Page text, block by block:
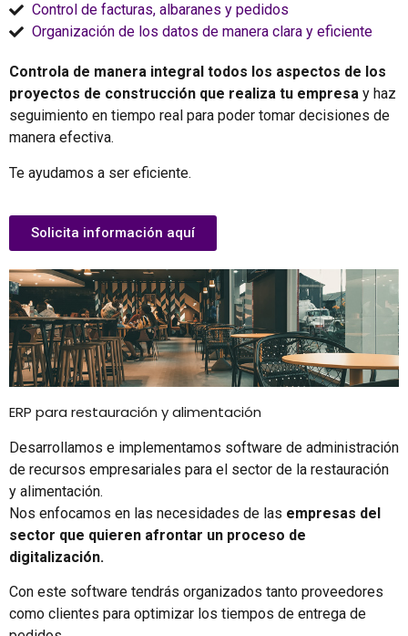
Control de facturas, albaranes y pedidos
Organización de los datos de manera clara y eficiente
Controla de manera integral todos los aspectos de los
proyectos de construcción que realiza tu empresa y haz
seguimiento en tiempo real para poder tomar decisiones de
manera efectiva.
Te ayudamos a ser eficiente.
Solicita información aquí
ERP para restauración y alimentación
Desarrollamos e implementamos software de administración
de recursos empresariales para el sector de la restauración
y alimentación.
Nos enfocamos en las necesidades de las empresas del
sector que quieren afrontar un proceso de
digitalización.
Con este software tendrás organizados tanto proveedores
como clientes para optimizar los tiempos de entrega de